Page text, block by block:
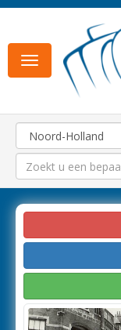
Toggle
navigation